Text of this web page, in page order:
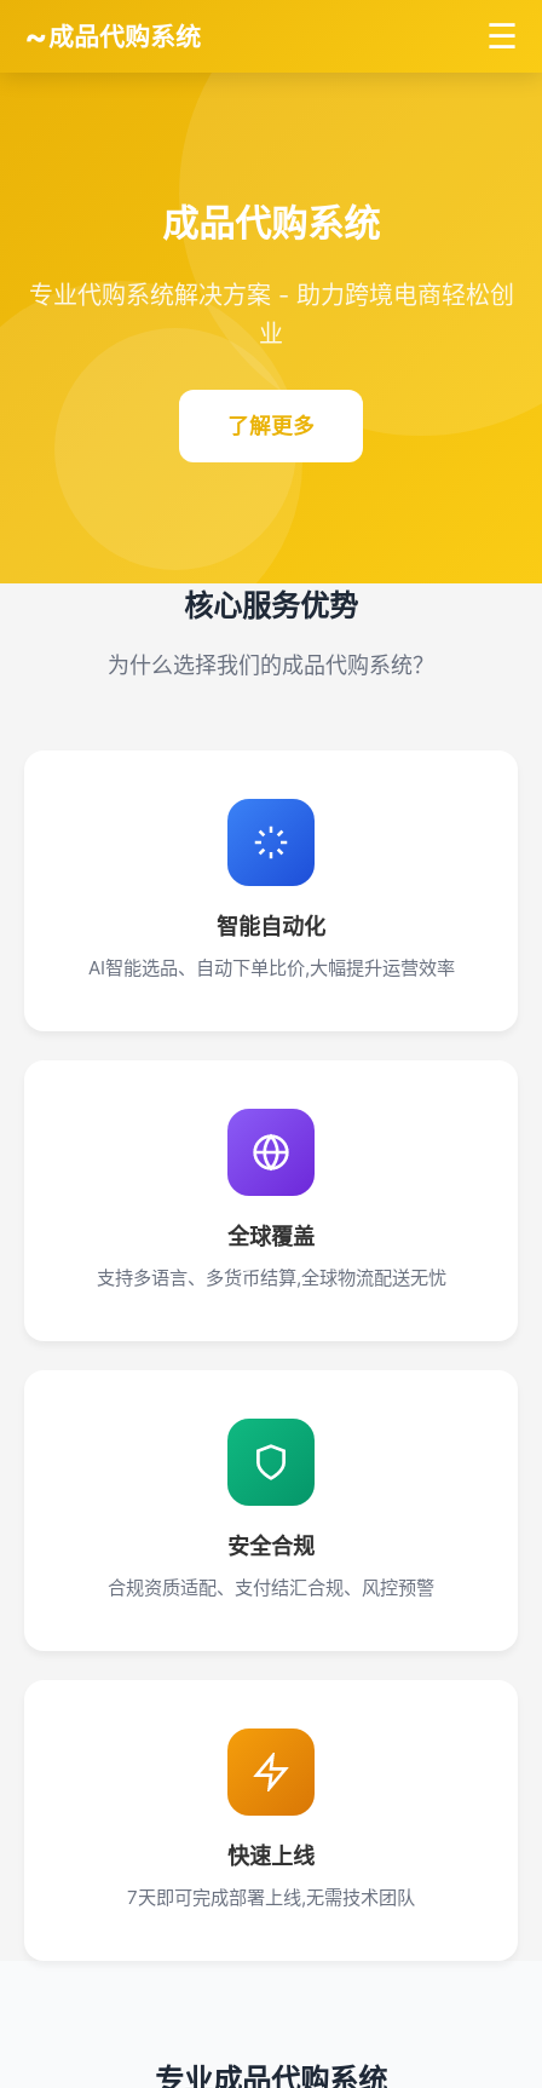
~成品代购系统 ☰
成品代购系统
专业代购系统解决方案 - 助力跨境电商轻松创
业
了解更多
核心服务优势
为什么选择我们的成品代购系统？
智能自动化
AI智能选品、自动下单比价,大幅提升运营效率
全球覆盖
支持多语言、多货币结算,全球物流配送无忧
安全合规
合规资质适配、支付结汇合规、风控预警
快速上线
7天即可完成部署上线,无需技术团队
专业成品代购系统